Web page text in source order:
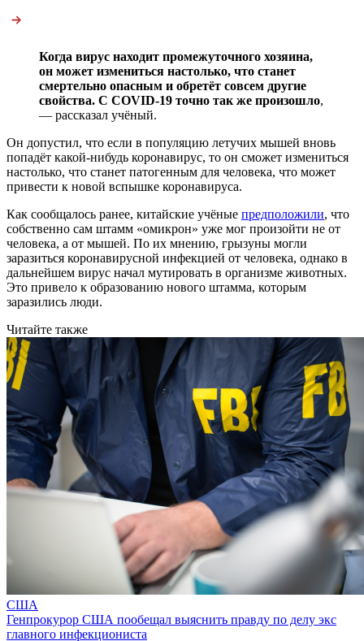
Когда вирус находит промежуточного хозяина,
он может измениться настолько, что станет
смертельно опасным и обретёт совсем другие
свойства. С COVID-19 точно так же произошло,
— рассказал учёный.
Он допустил, что если в популяцию летучих мышей вновь
попадёт какой-нибудь коронавирус, то он сможет измениться
настолько, что станет патогенным для человека, что может
привести к новой вспышке коронавируса.
Как сообщалось ранее, китайские учёные предположили, что
собственно сам штамм «омикрон» уже мог произойти не от
человека, а от мышей. По их мнению, грызуны могли
заразиться коронавирусной инфекцией от человека, однако в
дальнейшем вирус начал мутировать в организме животных.
Это привело к образованию нового штамма, которым
заразились люди.
Читайте также
США
Генпрокурор США пообещал выяснить правду по делу экс
главного инфекциониста